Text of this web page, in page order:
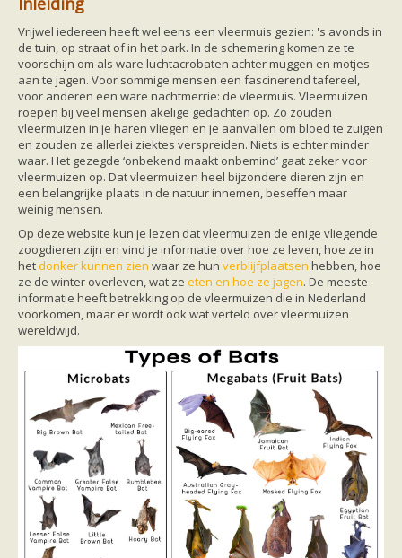
Noord-Brabant
Noord-Holland
Overijssel
Utrecht
Zeeland
Zuid-Holland
Vleermuizen en ziektes
Bescherming
Soortbescherming
Gebiedsbescherming
Hulp bij bouwplannen en bomenkap
Vleermuisprotocol
Knelpunten in vleermuisbescherming
Vleermuis advies en onderzoekbureaus
Doe mee
vleermuiskasten kopen/ ophangen
Meedoen
Landelijk zoogdierwerkgroepen
Internationaal
Landelijke natuurverenigingen
Ik wil graag mee op vleermuisexcursie
Vleermuizen in de tuin
Aankondiging activiteiten
Ik ben op zoek naar een detector
Ecologie en soorten
Hoe vleermuizen leven
Voedsel en jagen
Verblijfplaatsen
Echolocatie
Soorten
Vrijwel iedereen heeft wel eens een vleermuis gezien: 's avonds in
de tuin, op straat of in het park. In de schemering komen ze te
voorschijn om als ware luchtacrobaten achter muggen en motjes
aan te jagen. Voor sommige mensen een fascinerend tafereel,
voor anderen een ware nachtmerrie: de vleermuis. Vleermuizen
roepen bij veel mensen akelige gedachten op. Zo zouden
vleermuizen in je haren vliegen en je aanvallen om bloed te zuigen
en zouden ze allerlei ziektes verspreiden. Niets is echter minder
waar. Het gezegde ‘onbekend maakt onbemind’ gaat zeker voor
vleermuizen op. Dat vleermuizen heel bijzondere dieren zijn en
een belangrijke plaats in de natuur innemen, beseffen maar
weinig mensen.
Op deze website kun je lezen dat vleermuizen de enige vliegende
zoogdieren zijn en vind je informatie over hoe ze leven, hoe ze in
hetdonker kunnen zien waar ze hun verblijfplaatsen hebben, hoe
ze de winter overleven, wat ze eten en hoe ze jagen. De meeste
informatie heeft betrekking op de vleermuizen die in Nederland
voorkomen, maar er wordt ook wat verteld over vleermuizen
wereldwijd.